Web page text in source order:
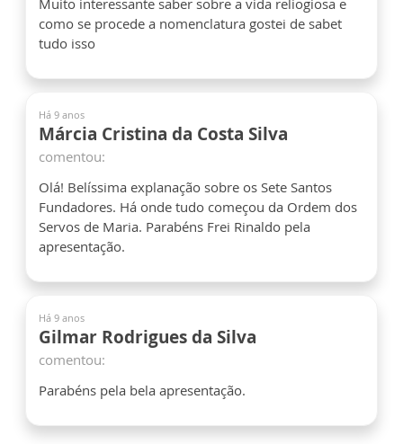
Muito interessante saber sobre a vida reliogiosa e
como se procede a nomenclatura gostei de sabet
tudo isso
Há 9 anos
Márcia Cristina da Costa Silva
comentou:
Olá! Belíssima explanação sobre os Sete Santos
Fundadores. Há onde tudo começou da Ordem dos
Servos de Maria. Parabéns Frei Rinaldo pela
apresentação.
Há 9 anos
Gilmar Rodrigues da Silva
comentou:
Parabéns pela bela apresentação.